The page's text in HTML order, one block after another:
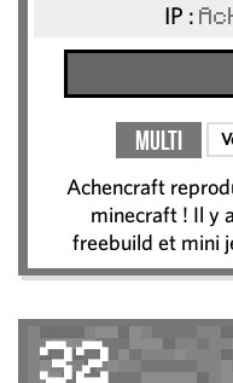
IP :
Multi
Achencraft
minecraft ! Il y
freebuild et mini
32